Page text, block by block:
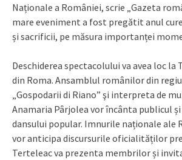
Naționale a României, scrie „Gazeta
mare eveniment a fost pregătit anul
și sacrificii, pe măsura importanței
Deschiderea spectacolului va avea loc
din Roma. Ansamblul românilor din
„Gospodarii di Riano” şi interpreta de
Anamaria Pârjolea vor încânta publicul
dansului popular. Imnurile naționale ale
vor anticipa discursurile oficialităților
Terteleac va prezenta membrilor și